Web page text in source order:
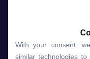
và
With your consent,
similar technologies
With your consent,
similar technologies